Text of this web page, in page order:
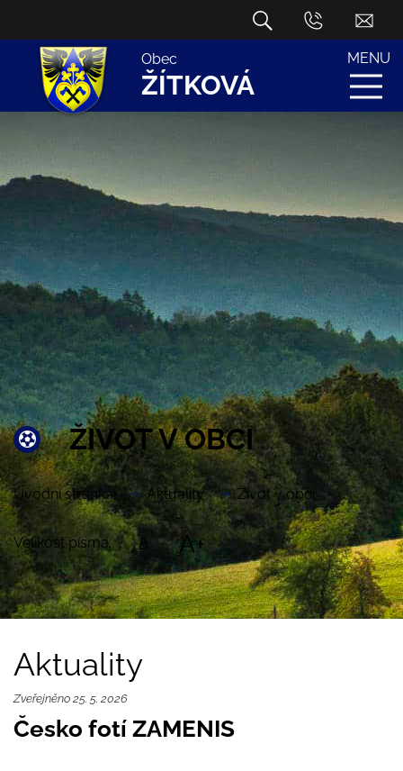
Obec
ŽÍTKOVÁ
MENU
ŽIVOT V OBCI
Úvodní stránka Aktuality Život v obci
Velikost písma: A A+
Aktuality
Zveřejněno 25. 5. 2026
Česko fotí ZAMENIS